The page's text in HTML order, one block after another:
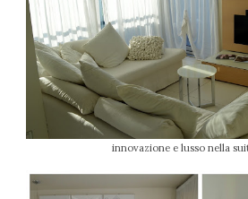
innovazione e lusso nella